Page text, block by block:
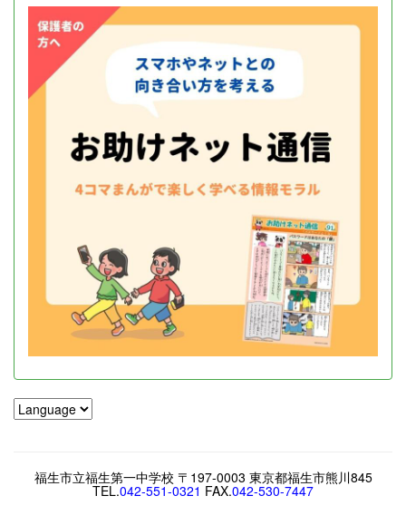
福生市立福生第一中学校 〒197-0003 東京都福生市熊川845
TEL.042-551-0321 FAX.042-530-7447